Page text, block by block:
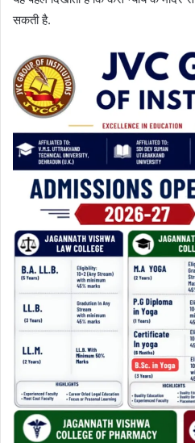
सकती है.